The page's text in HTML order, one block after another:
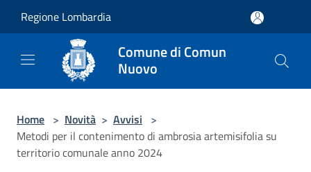
Regione Lombardia
Comune di Comun
Nuovo
Home > Novità > Avvisi >
Metodi per il contenimento di ambrosia artemisifolia su
territorio comunale anno 2024